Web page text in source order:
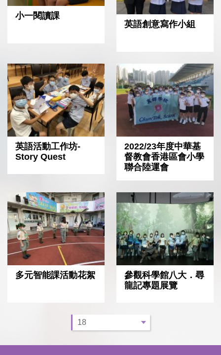
小一閱讀課
英語創意寫作小組
英語活動工作坊-
Story Quest
2022/23年度中華基
督教會香港區會小學
聯合陸運會
多元智能課活動花絮
參觀科學館八大．尋
龍記專題展覽